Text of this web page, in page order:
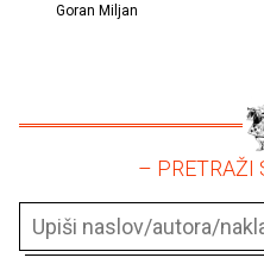
Goran Miljan
– PRETRAŽI